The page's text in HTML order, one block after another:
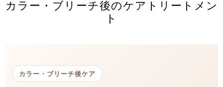
カラー・ブリーチ後のケアトリートメン
ト
カラー・ブリーチ後ケア